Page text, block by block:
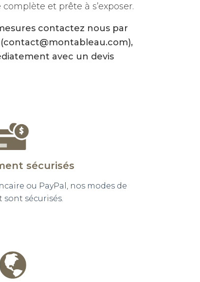
et prête à s’exposer.
contactez nous par
(contact@montableau.com),
avec un devis
sécurisés
ou PayPal, nos modes de
sécurisés.